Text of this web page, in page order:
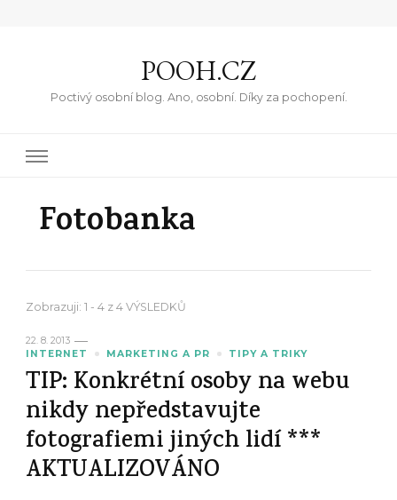
POOH.CZ
Poctivý osobní blog. Ano, osobní. Díky za pochopení.
Fotobanka
Zobrazuji: 1 - 4 z 4 VÝSLEDKŮ
22. 8. 2013
INTERNET
MARKETING A PR TIPY A TRIKY
TIP: Konkrétní osoby na webu
nikdy nepředstavujte
fotografiemi jiných lidí ***
AKTUALIZOVÁNO